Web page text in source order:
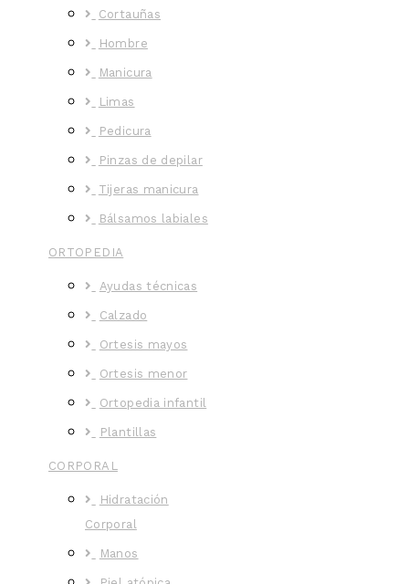
Cortauñas
Hombre
Manicura
Limas
Pedicura
Pinzas de depilar
Tijeras manicura
Bálsamos labiales
ORTOPEDIA
Ayudas técnicas
Calzado
Ortesis mayos
Ortesis menor
Ortopedia infantil
Plantillas
CORPORAL
Hidratación
Corporal
Manos